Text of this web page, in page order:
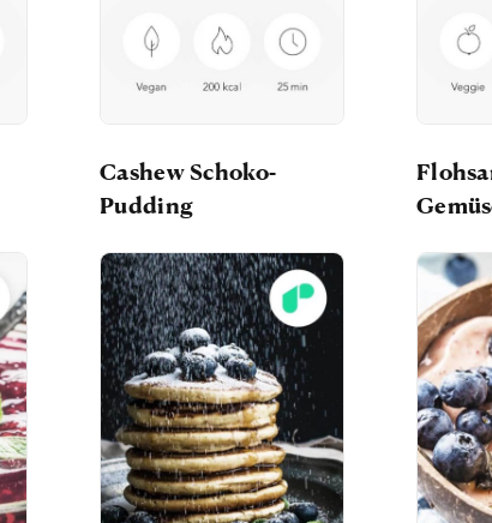
Cashew Schoko-
Pudding